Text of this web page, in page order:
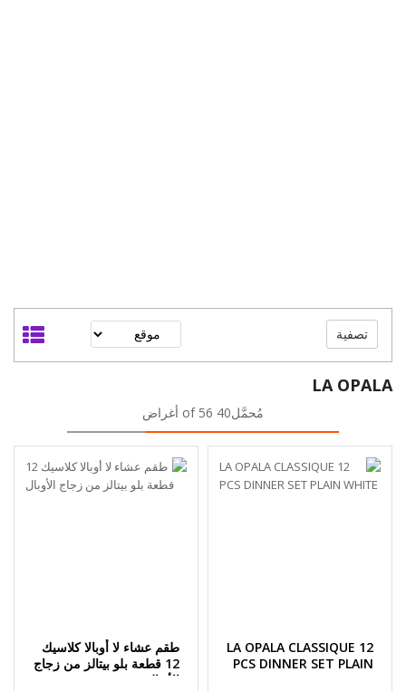
LA OPALA
مُحمَّل40 of 56 أغراض
LA OPALA CLASSIQUE 12
PCS DINNER SET PLAIN
طقم عشاء لا أوبالا كلاسيك
12 قطعة بلو بيتالز من زجاج
الأوبال
تصفية